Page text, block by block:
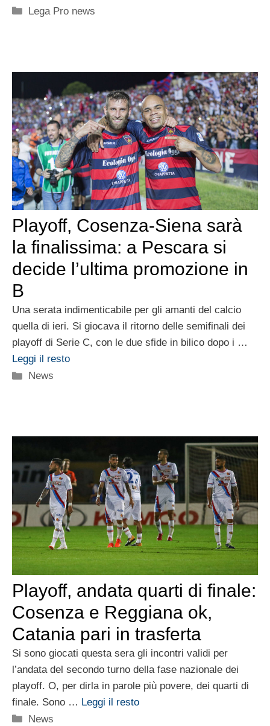
Categorie
Lega Pro news
Playoff, Cosenza-Siena sarà
la finalissima: a Pescara si
decide l’ultima promozione in
B
Una serata indimenticabile per gli amanti del calcio
quella di ieri. Si giocava il ritorno delle semifinali dei
playoff di Serie C, con le due sfide in bilico dopo i …
Leggi il resto
Categorie
News
Playoff, andata quarti di finale:
Cosenza e Reggiana ok,
Catania pari in trasferta
Si sono giocati questa sera gli incontri validi per
l’andata del secondo turno della fase nazionale dei
playoff. O, per dirla in parole più povere, dei quarti di
finale. Sono … Leggi il resto
Categorie
News